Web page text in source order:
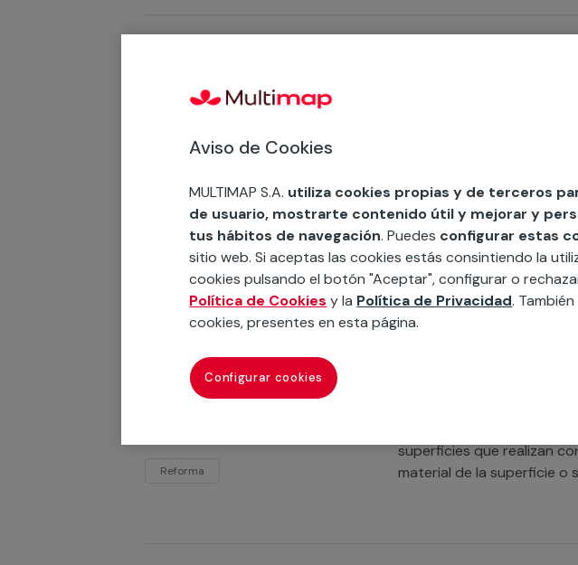
Impermeabilización de
piscinas
Reforma
¿Buscas a alguien que te
expertos en la materia
hormigón o de cualquier
Reforma
superficies que realizan
material de la superficie o
Aviso de Cookies
MULTIMAP S.A. utiliza cookies propias y de terceros
de usuario, mostrarte contenido útil y mejorar y
tus hábitos de navegación. Puedes configurar estas
sitio web. Si aceptas las cookies estás consintiendo la
cookies pulsando el botón "Aceptar", configurar o
Política de Cookies y la Política de Privacidad.
cookies, presentes en esta página.
Configurar cookies